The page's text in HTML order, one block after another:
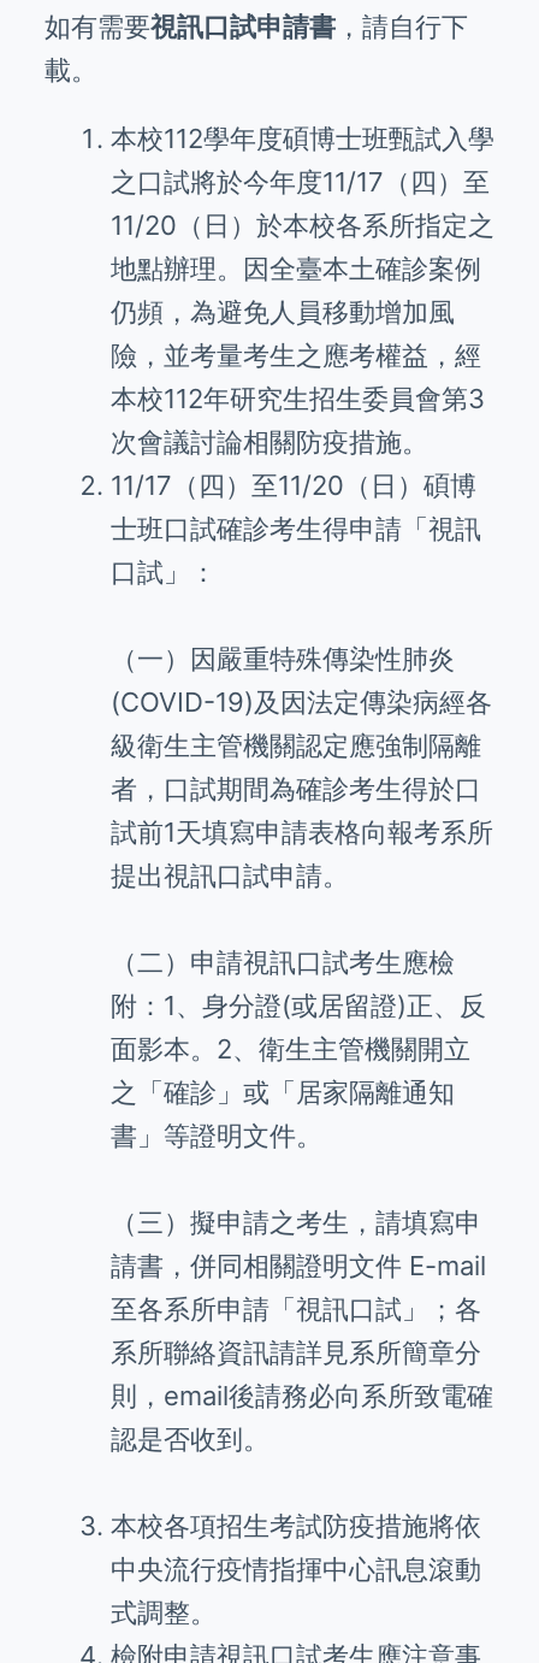
如有需要視訊口試申請書，請自行下
載。
本校112學年度碩博士班甄試入學
之口試將於今年度11/17（四）至
11/20（日）於本校各系所指定之
地點辦理。因全臺本土確診案例
仍頻，為避免人員移動增加風
險，並考量考生之應考權益，經
本校112年研究生招生委員會第3
次會議討論相關防疫措施。
11/17（四）至11/20（日）碩博
士班口試確診考生得申請「視訊
口試」：
（一）因嚴重特殊傳染性肺炎
(COVID-19)及因法定傳染病經各
級衛生主管機關認定應強制隔離
者，口試期間為確診考生得於口
試前1天填寫申請表格向報考系所
提出視訊口試申請。
（二）申請視訊口試考生應檢
附：1、身分證(或居留證)正、反
面影本。2、衛生主管機關開立
之「確診」或「居家隔離通知
書」等證明文件。
（三）擬申請之考生，請填寫申
請書，併同相關證明文件 E-mail
至各系所申請「視訊口試」；各
系所聯絡資訊請詳見系所簡章分
則，email後請務必向系所致電確
認是否收到。
本校各項招生考試防疫措施將依
中央流行疫情指揮中心訊息滾動
式調整。
檢附申請視訊口試考生應注意事